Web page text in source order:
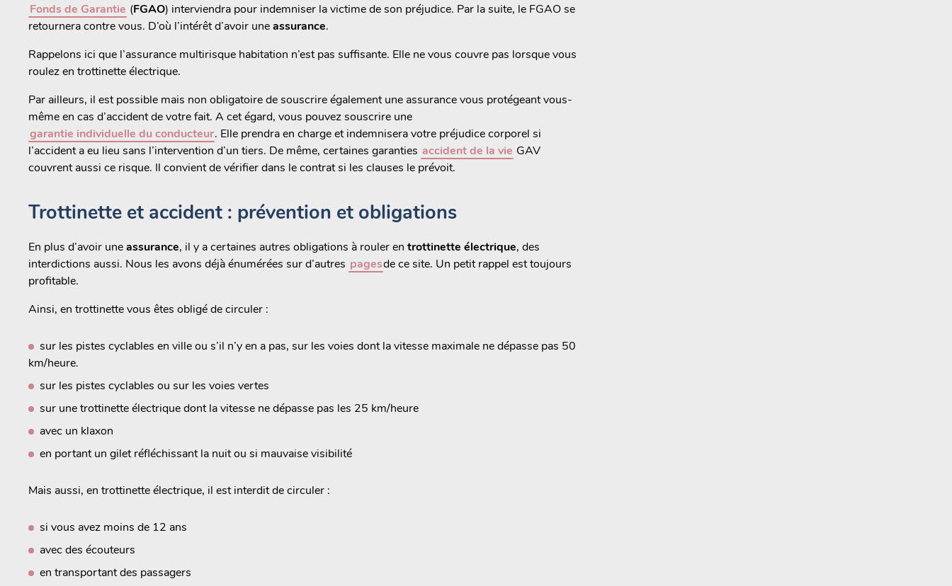
Fonds de Garantie (FGAO) interviendra pour indemniser la victime de son préjudice. Par la suite, le FGAO se
retournera contre vous. D’où l’intérêt d’avoir uneassurance.
Rappelons ici que l’assurance multirisque habitation n’est pas suffisante. Elle ne vous couvre pas lorsque vous
roulez en trottinette électrique.
Par ailleurs, il est possible mais non obligatoire de souscrire également une assurance vous protégeant vous-
même en cas d’accident de votre fait. A cet égard, vous pouvez souscrire une
garantie individuelle du conducteur. Elle prendra en charge et indemnisera votre préjudice corporel si
l’accident a eu lieu sans l’intervention d’un tiers. De même, certaines garanties accident de la vie GAV
couvrent aussi ce risque. Il convient de vérifier dans le contrat si les clauses le prévoit.
Trottinette et accident : prévention et obligations
En plus d’avoir uneassurance, il y a certaines autres obligations à rouler en trottinette électrique, des
interdictions aussi. Nous les avons déjà énumérées sur d’autres pagesde ce site. Un petit rappel est toujours
profitable.
Ainsi, en trottinette vous êtes obligé de circuler :
sur les pistes cyclables en ville ou s’il n’y en a pas, sur les voies dont la vitesse maximale ne dépasse pas 50
km/heure.
sur les pistes cyclables ou sur les voies vertes
sur une trottinette électrique dont la vitesse ne dépasse pas les 25 km/heure
avec un klaxon
en portant un gilet réfléchissant la nuit ou si mauvaise visibilité
Mais aussi, en trottinette électrique, il est interdit de circuler :
si vous avez moins de 12 ans
avec des écouteurs
en transportant des passagers